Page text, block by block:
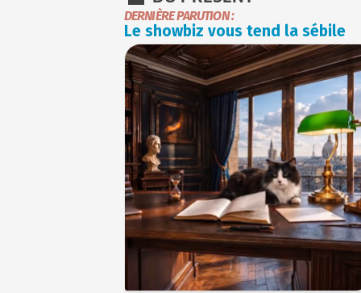
DERNIÈRE PARUTION :
Le showbiz vous tend la sébile